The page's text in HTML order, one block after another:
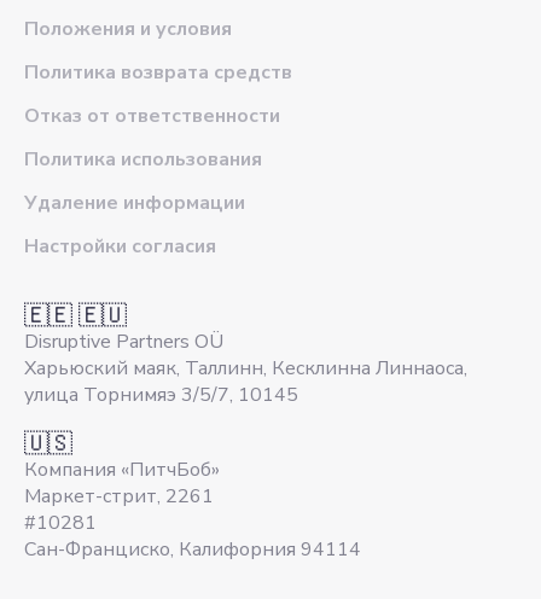
Положения и условия
Политика возврата средств
Отказ от ответственности
Политика использования
Удаление информации
Настройки согласия
🇪🇪 🇪🇺
Disruptive Partners OÜ
Харьюский маяк, Таллинн, Кесклинна Линнаоса,
улица Торнимяэ 3/5/7, 10145
🇺🇸
Компания «ПитчБоб»
Маркет-стрит, 2261
#10281
Сан-Франциско, Калифорния 94114